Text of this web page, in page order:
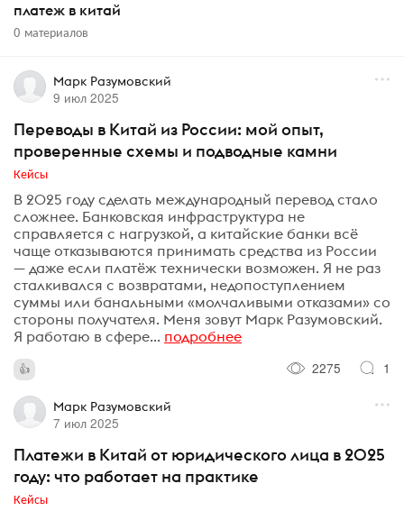
платеж в китай
0 материалов
Марк Разумовский
9 июл 2025
Переводы в Китай из России: мой опыт,
проверенные схемы и подводные камни
Кейсы
В 2025 году сделать международный перевод стало
сложнее. Банковская инфраструктура не
справляется с нагрузкой, а китайские банки всё
чаще отказываются принимать средства из России
— даже если платёж технически возможен. Я не раз
сталкивался с возвратами, недопоступлением
суммы или банальными «молчаливыми отказами» со
стороны получателя. Меня зовут Марк Разумовский.
Я работаю в сфере... подробнее
2275
1
Марк Разумовский
7 июл 2025
Платежи в Китай от юридического лица в 2025
году: что работает на практике
Кейсы